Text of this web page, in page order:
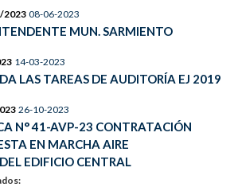
2023 08-06-2023
MUN. SARMIENTO
14-03-2023
LAS TAREAS DE AUDITORÍA EJ 2019
26-10-2023
N° 41-AVP-23 CONTRATACIÓN
EN MARCHA AIRE
EDIFICIO CENTRAL